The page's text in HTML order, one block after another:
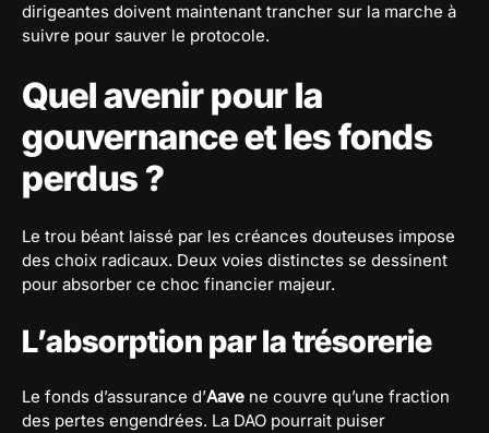
dirigeantes doivent maintenant trancher sur la marche à
suivre pour sauver le protocole.
Quel avenir pour la
gouvernance et les fonds
perdus ?
Le trou béant laissé par les créances douteuses impose
des choix radicaux. Deux voies distinctes se dessinent
pour absorber ce choc financier majeur.
L’absorption par la trésorerie
Le fonds d’assurance d’Aave ne couvre qu’une fraction
des pertes engendrées. La DAO pourrait puiser